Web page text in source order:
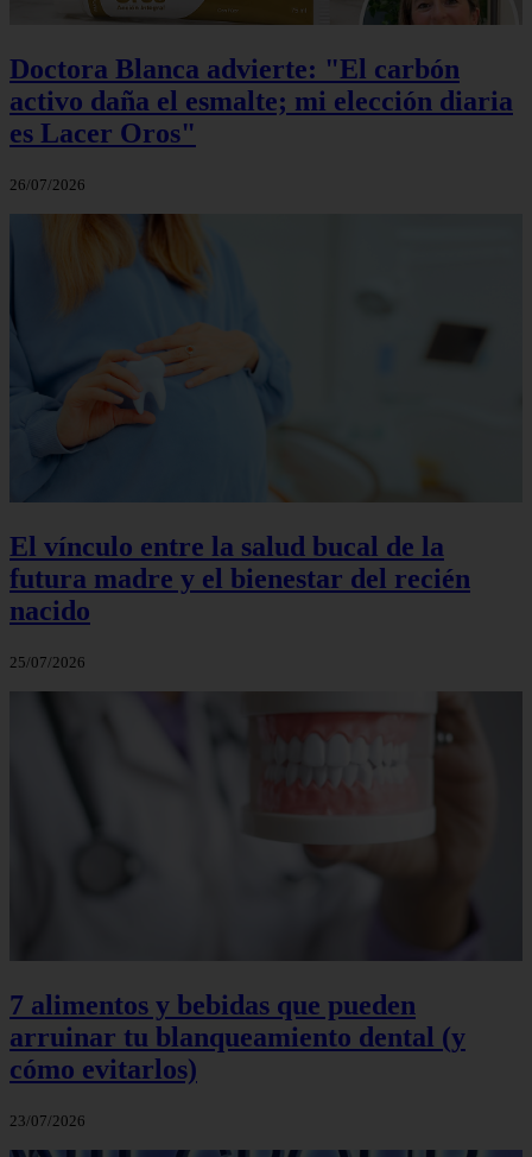
Doctora Blanca advierte: "El carbón
activo daña el esmalte; mi elección diaria
es Lacer Oros"
26/07/2026
El vínculo entre la salud bucal de la
futura madre y el bienestar del recién
nacido
25/07/2026
7 alimentos y bebidas que pueden
arruinar tu blanqueamiento dental (y
cómo evitarlos)
23/07/2026